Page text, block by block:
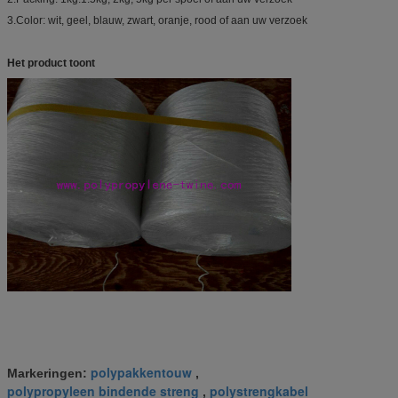
3.Color: wit, geel, blauw, zwart, oranje, rood of aan uw verzoek
Het product toont
Markeringen: polypakkentouw ,
polypropyleen bindende streng , polystrengkabel